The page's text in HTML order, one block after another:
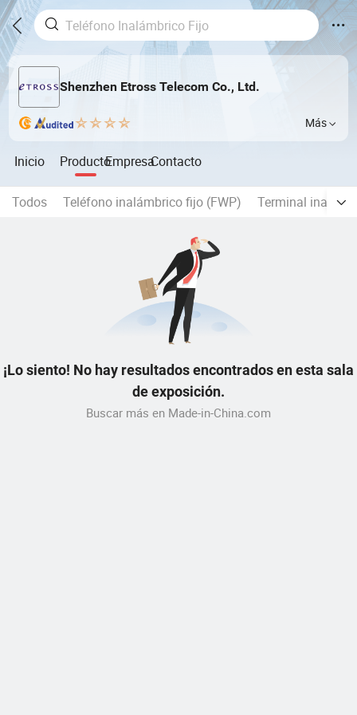
Shenzhen Etross Telecom Co., Ltd.
Más
Inicio ProductoEmpresaContacto
Todos Teléfono inalámbrico fijo (FWP) Terminal
¡Lo siento! No hay resultados encontrados en esta sala
de exposición.
Buscar más en Made-in-China.com